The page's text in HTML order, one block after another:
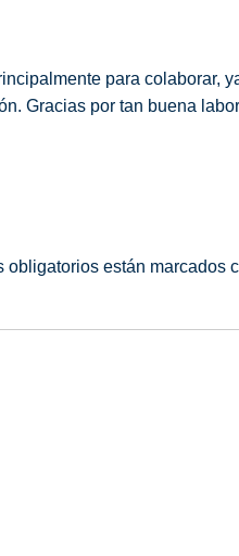
para colaborar,
Gracias por tan buena
obligatorios están marcados